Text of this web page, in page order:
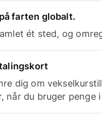
farten globalt.
ét sted, og
dig om
når du bruger penge